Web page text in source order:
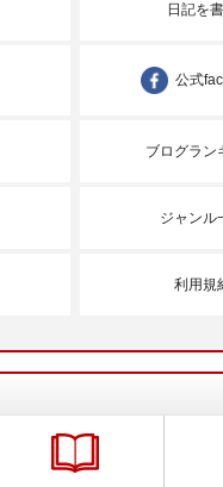
日記を
公式
ブログラン
ジャンル
利用規